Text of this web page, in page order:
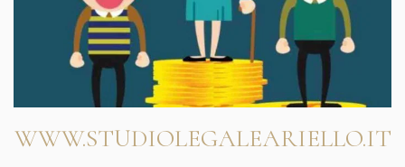
WWW.STUDIOLEGALEARIELLO.IT